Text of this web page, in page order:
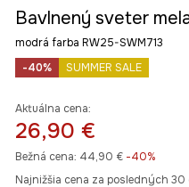
Bavlnený sveter
modrá farba RW25-SWM713
-40%
SUMMER SALE
Aktuálna cena:
26,90 €
Bežná cena: 44,90 €-40%
Najnižšia cena za posledných